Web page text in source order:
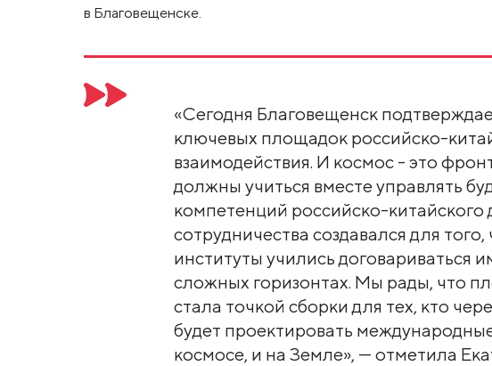
в Благовещенске.
«Сегодня Благовещенск
ключевых площадок российско-
взаимодействия. И космос - это
должны учиться вместе управлять
компетенций российско-китайского
сотрудничества создавался для
институты учились договариваться
сложных горизонтах. Мы рады, что
стала точкой сборки для тех, кто
будет проектировать
космосе, и на Земле», — отметила